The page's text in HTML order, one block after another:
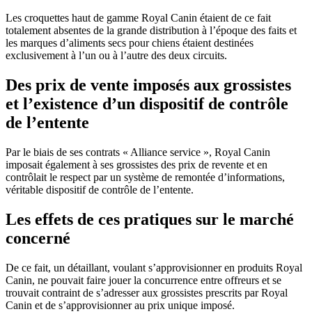
Les croquettes haut de gamme Royal Canin étaient de ce fait
totalement absentes de la grande distribution à l’époque des faits et
les marques d’aliments secs pour chiens étaient destinées
exclusivement à l’un ou à l’autre des deux circuits.
Des prix de vente imposés aux grossistes
et l’existence d’un dispositif de contrôle
de l’entente
Par le biais de ses contrats « Alliance service », Royal Canin
imposait également à ses grossistes des prix de revente et en
contrôlait le respect par un système de remontée d’informations,
véritable dispositif de contrôle de l’entente.
Les effets de ces pratiques sur le marché
concerné
De ce fait, un détaillant, voulant s’approvisionner en produits Royal
Canin, ne pouvait faire jouer la concurrence entre offreurs et se
trouvait contraint de s’adresser aux grossistes prescrits par Royal
Canin et de s’approvisionner au prix unique imposé.